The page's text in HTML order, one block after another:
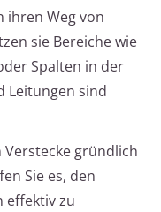
ihren Weg von
sie Bereiche wie
Spalten in der
Leitungen sind
gründlich
Sie es, den
effektiv zu